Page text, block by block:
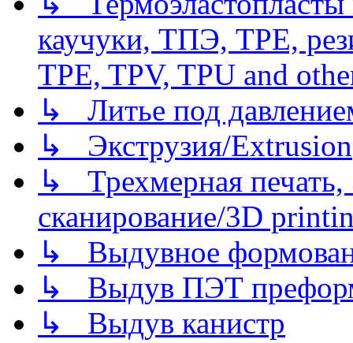
каучуки, ТПЭ, TPE,
TPE, TPV, TPU and
↳ Литье под
↳ Экструзия/Extrusion
↳ Трехмерная
сканирование/3D
↳ Выдувное
↳ Выдув ПЭТ
↳ Выдув канистр